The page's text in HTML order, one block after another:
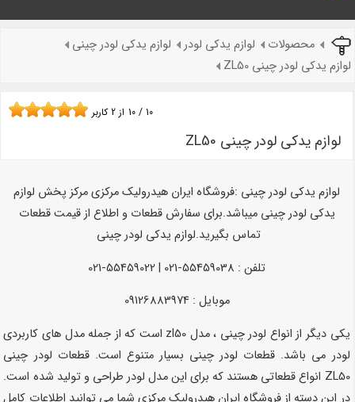
محصولات لوازم یدکی لودر
لوازم یدکی لودر چینی
لوازم یدکی لودر چینی ZL50
لوازم یدکی لودر چینی ZL50
10 / 10 از 2 کاربر
لوازم یدکی لودر چینی :فروشگاه ایران هیدرولیک مرکزی مرکز پخش لوازم
یدکی لودر چینی میباشد.برای سفارش قطعات و اطلاع از قیمت قطعات
تماس بگیرید.لوازم یدکی لودر چینی
تلفن : 55459038-021 | 55459022-021
موبایل : 09126883974
یکی دیگر از انواع لودر چینی ، مدل zl50 است که از جمله مدل های کاربردی
لودر می باشد. قطعات لودر چینی بسیار متنوع است. قطعات لودر چینی
ZL50 انواع قطعاتی هستند که برای این مدل لودر طراحی و تولید شده است.